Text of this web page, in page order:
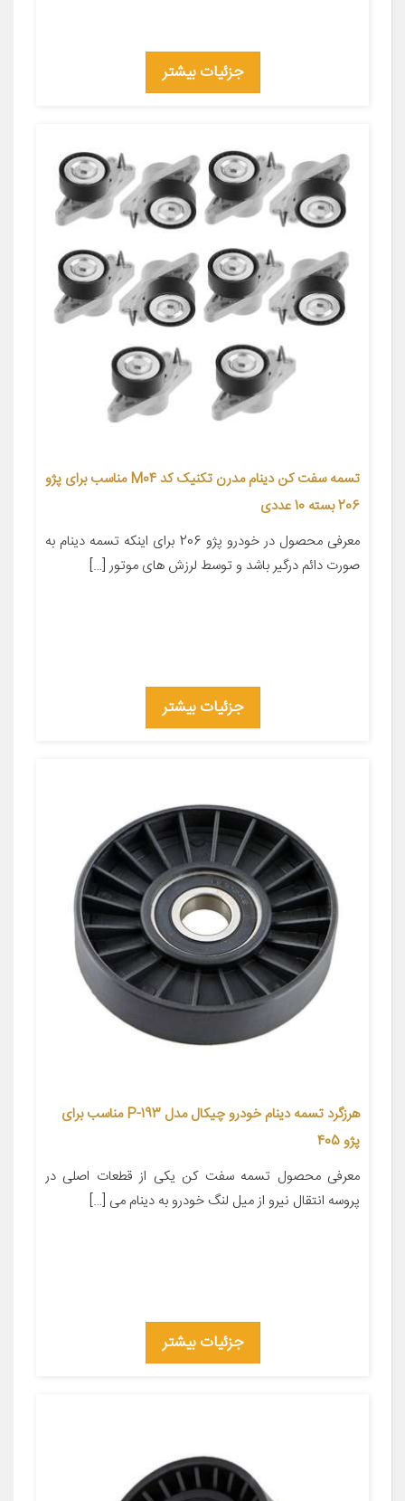
جزئیات بیشتر
تسمه سفت کن دینام مدرن تکنیک کد M04 مناسب برای پژو
206 بسته 10 عددی
معرفی محصول در خودرو پژو 206 برای اینکه تسمه دینام به
صورت دائم درگیر باشد و توسط لرزش های موتور […]
جزئیات بیشتر
هرزگرد تسمه دینام خودرو چیکال مدل P-193 مناسب برای
پژو 405
معرفی محصول تسمه سفت کن یکی از قطعات اصلی در
پروسه انتقال نیرو از میل لنگ خودرو به دینام می […]
جزئیات بیشتر